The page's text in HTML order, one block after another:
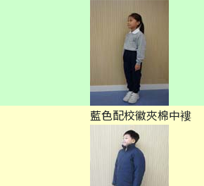
藍色配校徽夾棉中褸